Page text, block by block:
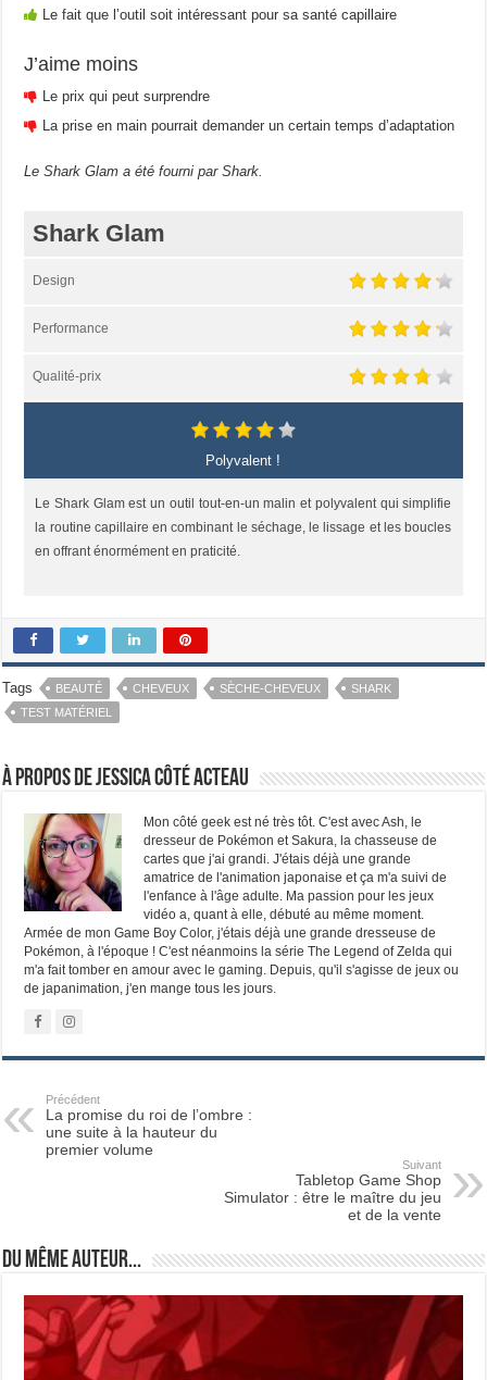
Le fait que l’outil soit intéressant pour sa santé capillaire
J’aime moins
Le prix qui peut surprendre
La prise en main pourrait demander un certain temps d’adaptation
Le Shark Glam a été fourni par Shark.
Shark Glam
Design
Performance
Qualité-prix
Polyvalent !
Le Shark Glam est un outil tout‑en‑un malin et polyvalent qui simplifie
la routine capillaire en combinant le séchage, le lissage et les boucles
en offrant énormément en praticité.
Tags BEAUTÉ CHEVEUX SÈCHE-CHEVEUX
SHARK
TEST MATÉRIEL
À propos de Jessica Côté Acteau
Mon côté geek est né très tôt. C'est avec Ash, le
dresseur de Pokémon et Sakura, la chasseuse de
cartes que j'ai grandi. J'étais déjà une grande
amatrice de l'animation japonaise et ça m'a suivi de
l'enfance à l'âge adulte. Ma passion pour les jeux
vidéo a, quant à elle, débuté au même moment.
Armée de mon Game Boy Color, j'étais déjà une grande dresseuse de
Pokémon, à l'époque ! C'est néanmoins la série The Legend of Zelda qui
m'a fait tomber en amour avec le gaming. Depuis, qu'il s'agisse de jeux ou
de japanimation, j'en mange tous les jours.
Précédent
La promise du roi de l’ombre :
une suite à la hauteur du
premier volume
Suivant
Tabletop Game Shop
Simulator : être le maître du jeu
et de la vente
Du même auteur...